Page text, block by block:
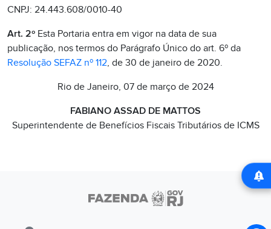
CNPJ: 24.443.608/0010-40
Art. 2º Esta Portaria entra em vigor na data de sua
publicação, nos termos do Parágrafo Único do art. 6º da
Resolução SEFAZ nº 112, de 30 de janeiro de 2020.
Rio de Janeiro, 07 de março de 2024
FABIANO ASSAD DE MATTOS
Superintendente de Benefícios Fiscais Tributários de ICMS